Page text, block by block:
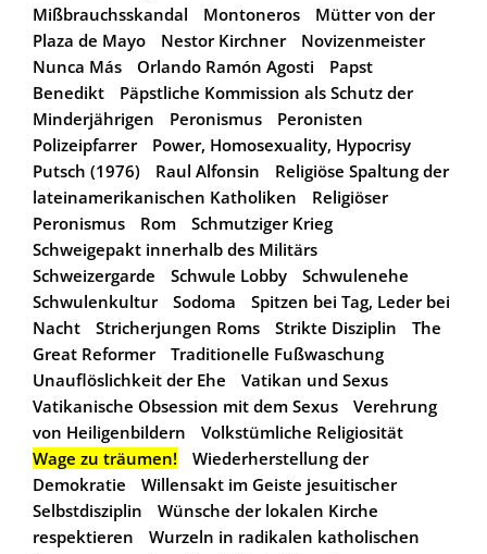
Mißbrauchsskandal
Montoneros
Mütter von der
Plaza de Mayo
Nestor Kirchner
Novizenmeister
Nunca Más
Orlando Ramón Agosti
Papst
Benedikt
Päpstliche Kommission als Schutz der
Minderjährigen
Peronismus
Peronisten
Polizeipfarrer
Power, Homosexuality, Hypocrisy
Putsch (1976)
Raul Alfonsin
Religiöse Spaltung der
lateinamerikanischen Katholiken
Religiöser
Peronismus
Rom
Schmutziger Krieg
Schweigepakt innerhalb des Militärs
Schweizergarde
Schwule Lobby
Schwulenehe
Schwulenkultur
Sodoma
Spitzen bei Tag, Leder bei
Nacht
Stricherjungen Roms Strikte Disziplin
The
Great Reformer
Traditionelle Fußwaschung
Unauflöslichkeit der Ehe
Vatikan und Sexus
Vatikanische Obsession mit dem Sexus
Verehrung
von Heiligenbildern
Volkstümliche Religiosität
Wage zu träumen!
Wiederherstellung der
Demokratie
Willensakt im Geiste jesuitischer
Selbstdisziplin
Wünsche der lokalen Kirche
respektieren
Wurzeln in radikalen katholischen